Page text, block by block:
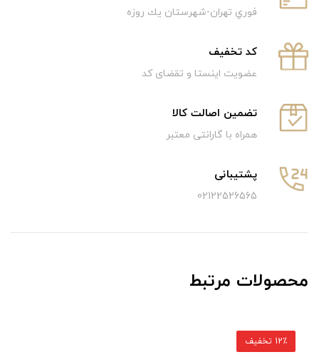
فوري تهران-شهرستان يك روزه
كد تخفيف
عضویت اینستا و تقضای کد
تضمین اصالت کالا
همراه با گارانتی معتبر
پشتیبانی
02122526565
محصولات مرتبط
12٪ تخفیف